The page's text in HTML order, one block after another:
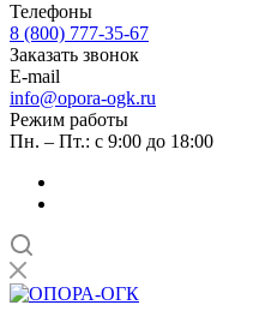
Телефоны
8 (800) 777-35-67
Заказать звонок
E-mail
info@opora-ogk.ru
Режим работы
Пн. – Пт.: с 9:00 до 18:00